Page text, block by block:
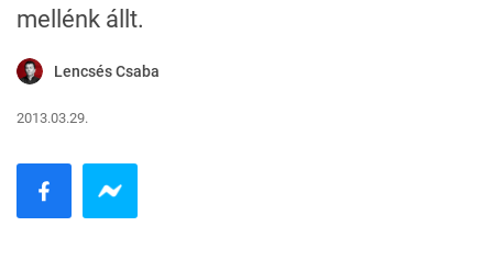
mellénk állt.
Lencsés Csaba
2013.03.29.